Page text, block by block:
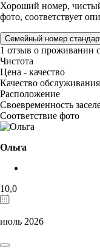
Хороший номер,
фото, соответствует
Семейный номер
1 отзыв о проживании
Чистота
Цена - качество
Качество обслуживания
Расположение
Своевременность
Соответствие фото
Ольга
10,0
июль 2026